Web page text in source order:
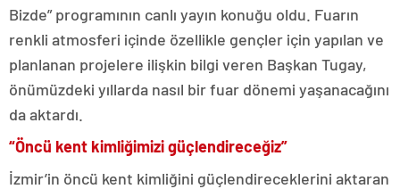
Bizde” programının canlı yayın konuğu oldu. Fuarın
renkli atmosferi içinde özellikle gençler için yapılan ve
planlanan projelere ilişkin bilgi veren Başkan Tugay,
önümüzdeki yıllarda nasıl bir fuar dönemi yaşanacağını
da aktardı.
“Öncü kent kimliğimizi güçlendireceğiz”
İzmir’in öncü kent kimliğini güçlendireceklerini aktaran